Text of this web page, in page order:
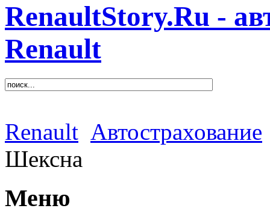
RenaultStory.Ru -
Renault
Renault Автострахование
Шексна
Меню